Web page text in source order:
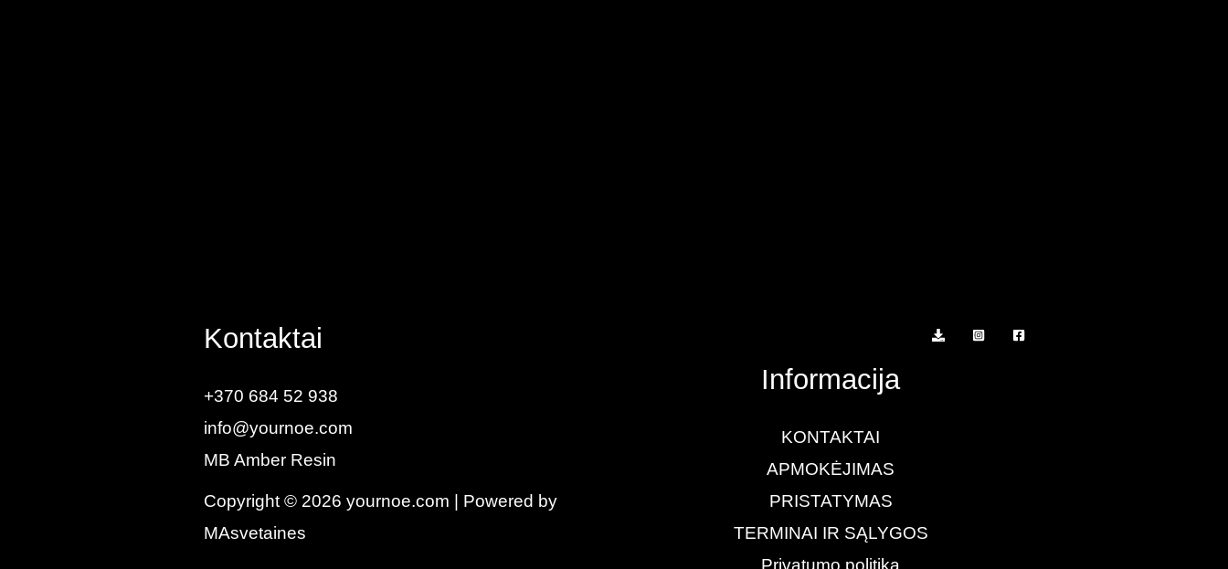
Kontaktai
+370 684 52 938
info@yournoe.com
MB Amber Resin
Copyright © 2026 yournoe.com | Powered by
MAsvetaines
Informacija
KONTAKTAI
APMOKĖJIMAS
PRISTATYMAS
TERMINAI IR SĄLYGOS
Privatumo politika